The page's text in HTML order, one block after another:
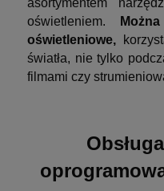
asortymentem
oświetleniem.
oświetleniowe,
światła, nie tylko
filmami czy